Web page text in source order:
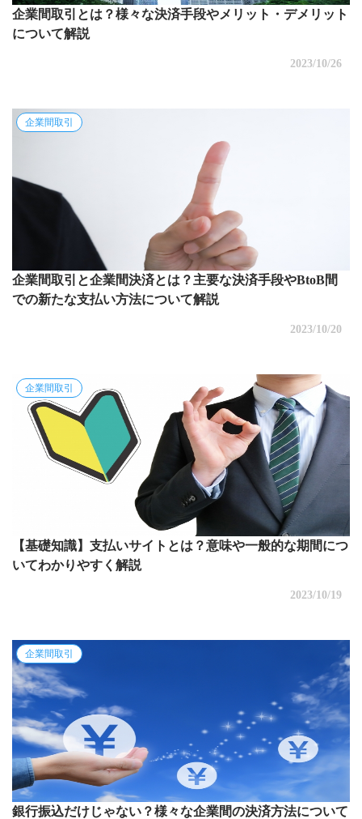
企業間取引とは？様々な決済手段やメリット・デメリット
について解説
2023/10/26
企業間取引
企業間取引と企業間決済とは？主要な決済手段やBtoB間
での新たな支払い方法について解説
2023/10/20
企業間取引
【基礎知識】支払いサイトとは？意味や一般的な期間につ
いてわかりやすく解説
2023/10/19
企業間取引
銀行振込だけじゃない？様々な企業間の決済方法について